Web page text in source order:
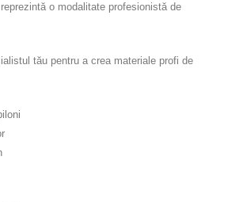
o modalitate profesionistă de
tău pentru a crea materiale profi de